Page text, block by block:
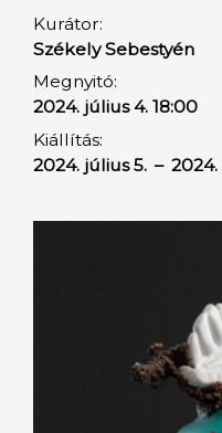
Kurátor:
Székely Sebestyén
Megnyitó:
2024. július 4. 18:00
Kiállítás:
2024. július 5. –